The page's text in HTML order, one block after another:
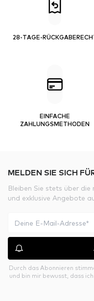
28-TAGE-
EINFACHE
ZAHLUNGSMETHODEN
MELDEN SIE SICH
Bleiben Sie stets über
und exklusive Angebote
Durch das Abonnieren
und bin mir bewusst, dass